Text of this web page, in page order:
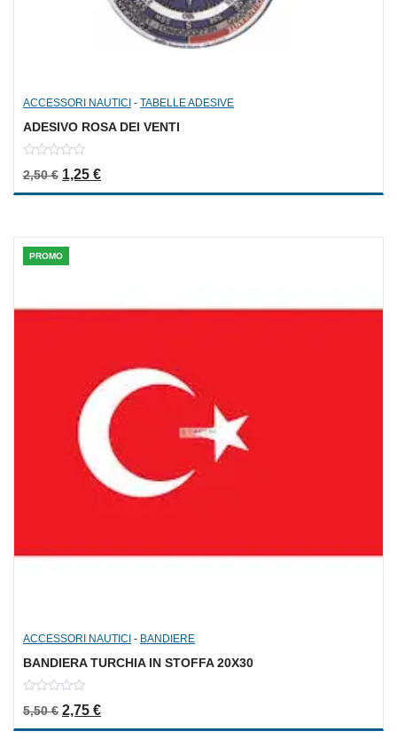
ACCESSORI NAUTICI - TABELLE ADESIVE
ADESIVO ROSA DEI VENTI
out
2,50€ Il prezzo originale era: 2,50 €.
1,25 €Il prezzo attuale è: 1,25 €.
PROMO
ACCESSORI NAUTICI - BANDIERE
BANDIERA TURCHIA IN STOFFA 20X30
out
5,50€ Il prezzo originale era: 5,50 €.
2,75 €Il prezzo attuale è: 2,75 €.